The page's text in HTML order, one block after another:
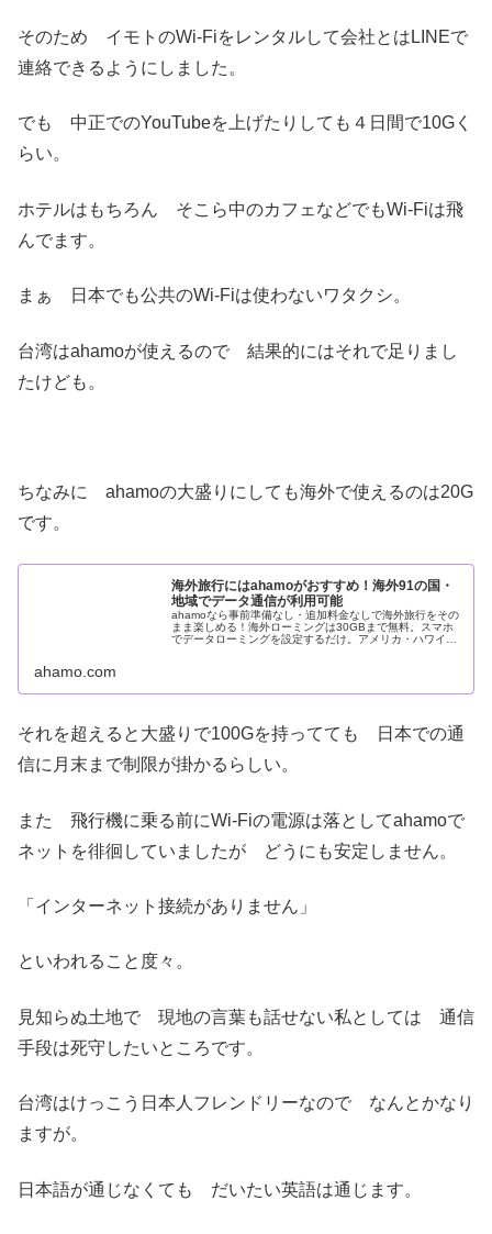
そのため イモトのWi-Fiをレンタルして会社とはLINEで
連絡できるようにしました。
でも 中正でのYouTubeを上げたりしても４日間で10Gく
らい。
ホテルはもちろん そこら中のカフェなどでもWi-Fiは飛
んでます。
まぁ 日本でも公共のWi-Fiは使わないワタクシ。
台湾はahamoが使えるので 結果的にはそれで足りまし
たけども。
ちなみに ahamoの大盛りにしても海外で使えるのは20G
です。
海外旅行にはahamoがおすすめ！海外91の国・
地域でデータ通信が利用可能
ahamoなら事前準備なし・追加料金なしで海外旅行をその
まま楽しめる！海外ローミングは30GBまで無料。スマホ
でデータローミングを設定するだけ。アメリカ・ハワイ・
ahamo.com
それを超えると大盛りで100Gを持ってても 日本での通
信に月末まで制限が掛かるらしい。
また 飛行機に乗る前にWi-Fiの電源は落としてahamoで
ネットを徘徊していましたが どうにも安定しません。
「インターネット接続がありません」
といわれること度々。
見知らぬ土地で 現地の言葉も話せない私としては 通信
手段は死守したいところです。
台湾はけっこう日本人フレンドリーなので なんとかなり
ますが。
日本語が通じなくても だいたい英語は通じます。